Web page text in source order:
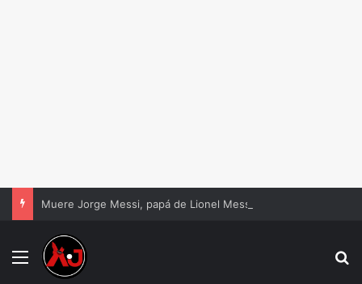
Muere Jorge Messi, papá de Lionel Messi, a los 68 años
Menu